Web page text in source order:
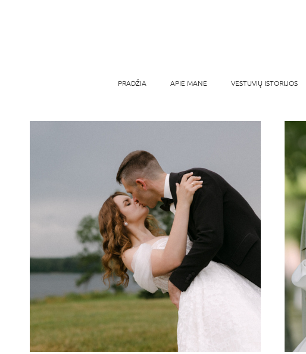
PRADŽIA APIE MANE VESTUVIŲ ISTORIJOS